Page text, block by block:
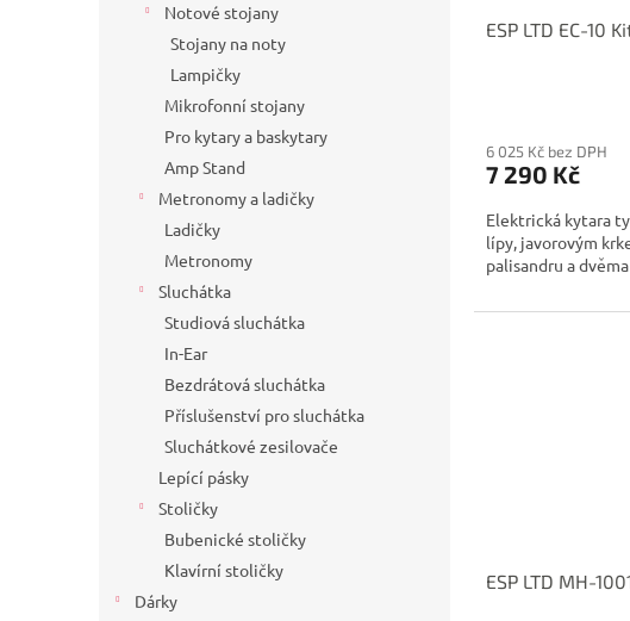
Notové stojany
Stojany na noty
Lampičky
Mikrofonní stojany
Pro kytary a baskytary
Amp Stand
Metronomy a ladičky
Ladičky
Metronomy
Sluchátka
Studiová sluchátka
In-Ear
Bezdrátová sluchátka
Příslušenství pro sluchátka
Sluchátkové zesilovače
Lepící pásky
Stoličky
Bubenické stoličky
Klavírní stoličky
Dárky
ESP LTD EC-10
6 025 Kč bez DPH
7 290 Kč
Elektrická kytara
lípy, javorovým
palisandru a
ESP LTD MH-